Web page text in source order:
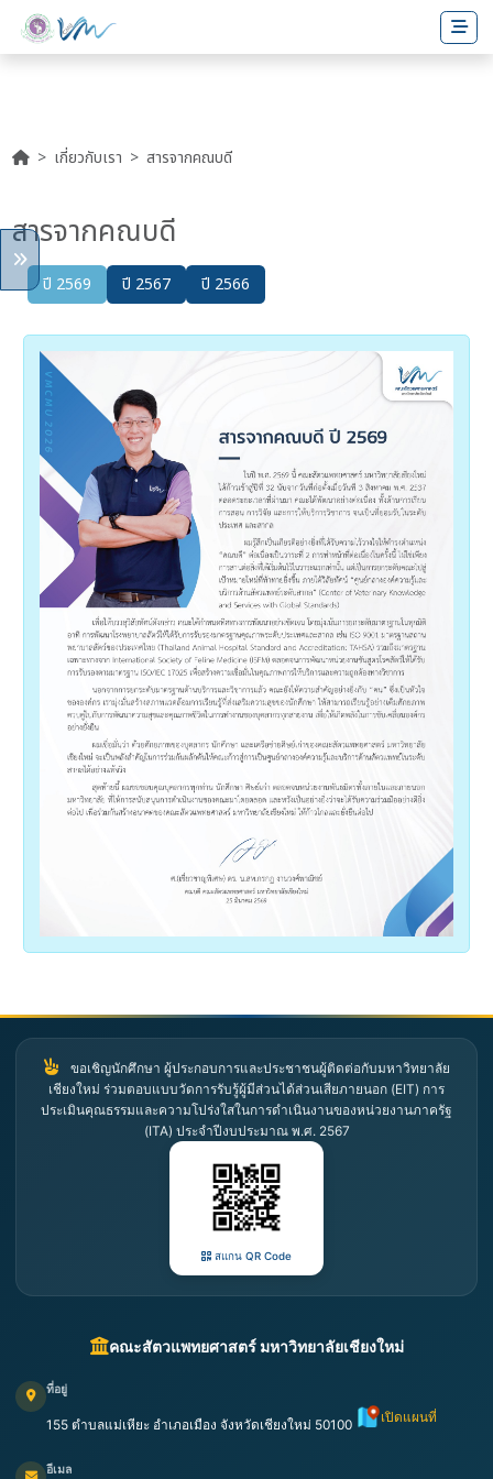
เกี่ยวกับเรา สารจากคณบดี
สารจากคณบดี
ปี 2569 ปี 2567 ปี 2566
ขอเชิญนักศึกษา ผู้ประกอบการและประชาชนผู้ติดต่อกับมหาวิทยาลัย
เชียงใหม่ ร่วมตอบแบบวัดการรับรู้ผู้มีส่วนได้ส่วนเสียภายนอก (EIT) การ
ประเมินคุณธรรมและความโปร่งใสในการดำเนินงานของหน่วยงานภาครัฐ
(ITA) ประจำปีงบประมาณ พ.ศ. 2567
สแกน QR Code
คณะสัตวแพทยศาสตร์ มหาวิทยาลัยเชียงใหม่
ที่อยู่
155 ตำบลแม่เหียะ อำเภอเมือง จังหวัดเชียงใหม่ 50100 เปิดแผนที่
อีเมล